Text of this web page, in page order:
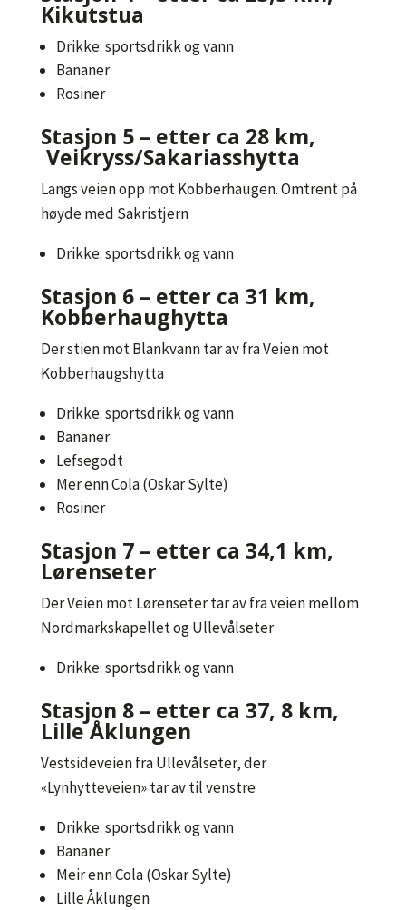
Kikutstua
Drikke: sportsdrikk og vann
Bananer
Rosiner
Stasjon 5 – etter ca 28 km,
Veikryss/Sakariasshytta
Langs veien opp mot Kobberhaugen. Omtrent på
høyde med Sakristjern
Drikke: sportsdrikk og vann
Stasjon 6 – etter ca 31 km,
Kobberhaughytta
Der stien mot Blankvann tar av fra Veien mot
Kobberhaugshytta
Drikke: sportsdrikk og vann
Bananer
Lefsegodt
Mer enn Cola (Oskar Sylte)
Rosiner
Stasjon 7 – etter ca 34,1 km,
Lørenseter
Der Veien mot Lørenseter tar av fra veien mellom
Nordmarkskapellet og Ullevålseter
Drikke: sportsdrikk og vann
Stasjon 8 – etter ca 37, 8 km,
Lille Åklungen
Vestsideveien fra Ullevålseter, der
«Lynhytteveien» tar av til venstre
Drikke: sportsdrikk og vann
Bananer
Meir enn Cola (Oskar Sylte)
Lille Åklungen